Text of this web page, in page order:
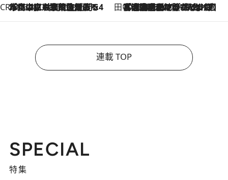
CREA'S CHOICE
2026.8.7
「立川にも歌舞伎があるんだよ」 片岡仁左衛門・市川中車ら豪華座組みで4年目の立川立飛歌舞伎へ 田中稲の勝手に再ブーム
2026.8.7
「湘南乃風に憧れて」観客大盛上がりの“タオル回し”に、ラッパー顔負けの高速歌唱まで…さだまさし（74）のアグレッシブすぎる現在地
連載 TOP
SPECIAL
特集